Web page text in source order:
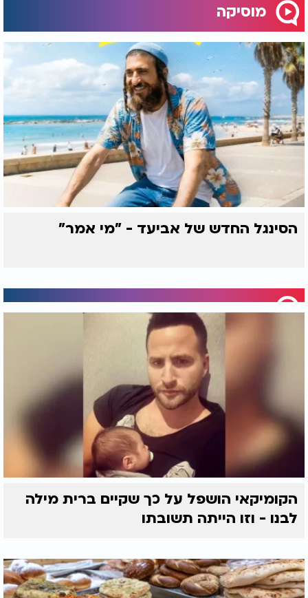
מוסיקה
הסינגל החדש של אביעד - "מי אמר"
הקומיקאי הושפל על כך שקיים ברית מילה
לבנו - וזו הייתה תשובתו